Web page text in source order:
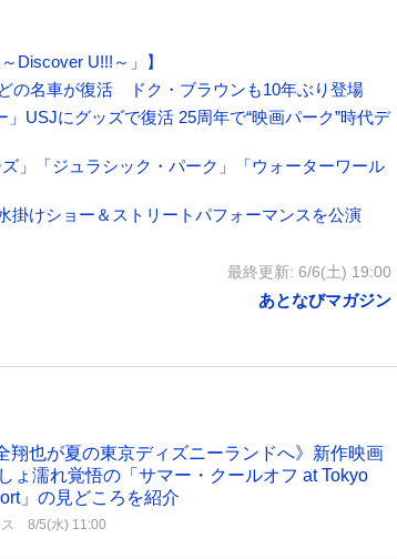
Discover U!!!～」】
の名車が復活 ドク・ブラウンも10年ぶり登場
」USJにグッズで復活 25周年で“映画パーク”時代デ
」「ジュラシック・パーク」「ウォーターワール
掛けショー＆ストリートパフォーマンスを公演
最終更新: 6/6(土) 19:00
あとなびマガジン
翔也が夏の東京ディズニーランドへ》新作映画
ょ濡れ覚悟の「サマー・クールオフ at Tokyo
」の見どころを紹介
8/5(水) 11:00